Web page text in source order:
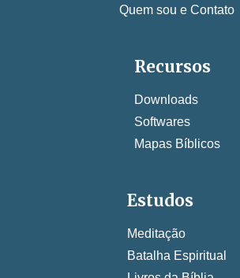
Quem sou e Contato
Recursos
Downloads
Softwares
Mapas Bíblicos
Estudos
Meditação
Batalha Espiritual